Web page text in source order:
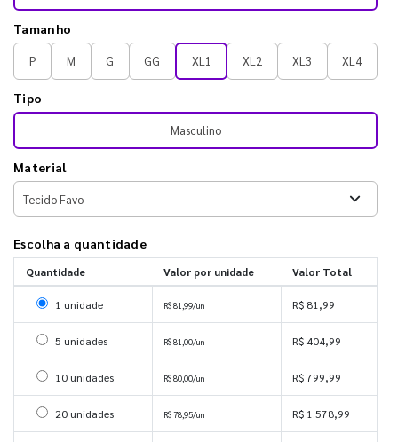
Tamanho
P M G GG XL1 XL2 XL3 XL4
Tipo
Masculino
Material
Escolha a quantidade
Quantidade Valor por unidade Valor Total
Selecionar 1 unidade
1 unidade R$ 81,99/un R$ 81,99
Selecionar 5 unidades
5 unidades R$ 81,00/un R$ 404,99
Selecionar 10 unidades
10 unidades R$ 80,00/un R$ 799,99
Selecionar 20 unidades
20 unidades R$ 78,95/un R$ 1.578,99